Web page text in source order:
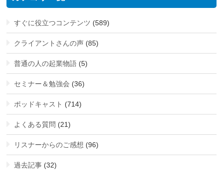
すぐに役立つコンテンツ (589)
クライアントさんの声 (85)
普通の人の起業物語 (5)
セミナー＆勉強会 (36)
ポッドキャスト (714)
よくある質問 (21)
リスナーからのご感想 (96)
過去記事 (32)